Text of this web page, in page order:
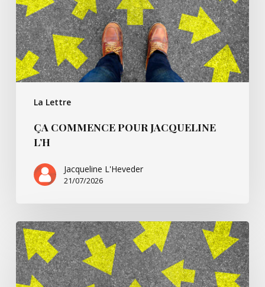
La Lettre
ÇA COMMENCE POUR JACQUELINE
L’H
Jacqueline L'Heveder
21/07/2026
Ça
commence
avec
Villarsbrandis…